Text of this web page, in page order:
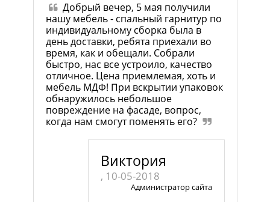
Добрый вечер, 5 мая получили
нашу мебель - спальный гарнитур по
индивидуальному сборка была в
день доставки, ребята приехали во
время, как и обещали. Собрали
быстро, нас все устроило, качество
отличное. Цена приемлемая, хоть и
мебель МДФ! При вскрытии упаковок
обнаружилось небольшое
повреждение на фасаде, вопрос,
когда нам смогут поменять его?
Виктория
, 10-05-2018
Администратор сайта